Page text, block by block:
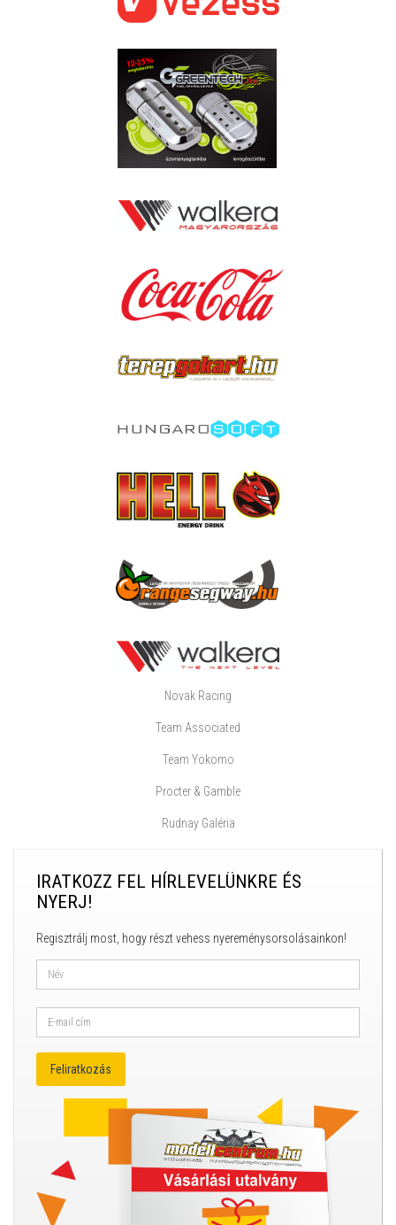
Novak Racing
Team Associated
Team Yokomo
Procter & Gamble
Rudnay Galéria
IRATKOZZ FEL HÍRLEVELÜNKRE ÉS
NYERJ!
Regisztrálj most, hogy részt vehess nyereménysorsolásainkon!